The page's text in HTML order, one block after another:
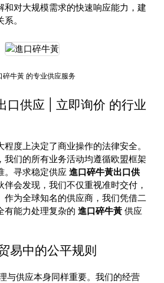
和对大规模需求的快速响应能力，建
。
碎牛黃 的专业供应服务
口供应 | 立即询价 的行业
度上决定了商业操作的法律安全。
我们的所有业务活动均遵循欧盟框架
。寻求稳定供应 進口碎牛黃出口供
伴会发现，我们不仅重视准时交付，
作为全球知名的供应商，我们凭借二
有能力处理复杂的 進口碎牛黃 供应
易中的公平规则
与供应本身同样重要。我们的经营